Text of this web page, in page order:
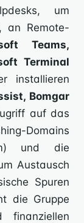
um
an Remote-
Teams,
Terminal
installieren
Bomgar
auf das
Domains
und die
Austausch
Spuren
die Gruppe
finanziellen